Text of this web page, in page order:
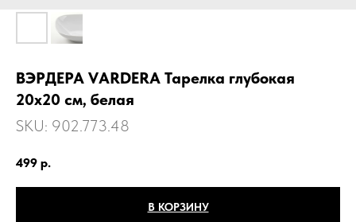
ВЭРДЕРА VАRDERA Тарелка глубокая
20x20 см, белая
SKU: 902.773.48
499 р.
В КОРЗИНУ